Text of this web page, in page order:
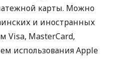
карты. Можно
и иностранных
Visa, MasterCard,
использования Apple